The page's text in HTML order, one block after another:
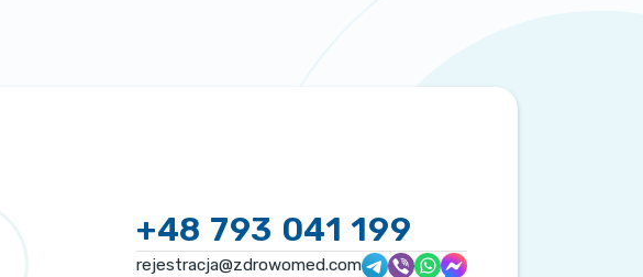
+48 793 041 199
rejestracja@zdrowomed.com